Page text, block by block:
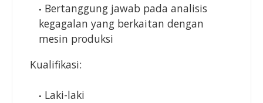
Bertanggung jawab pada analisis
kegagalan yang berkaitan dengan
mesin produksi
Kualifikasi:
Laki-laki